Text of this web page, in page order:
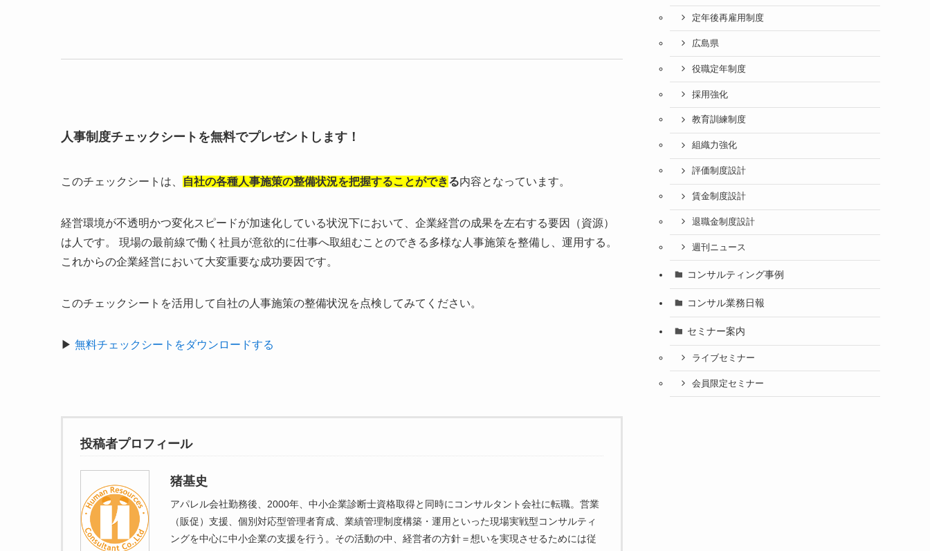
人事制度チェックシートを無料でプレゼントします！
このチェックシートは、 自社の各種人事施策の整備状況を把握することができる内容となっています。
経営環境が不透明かつ変化スピードが加速化している状況下において、企業経営の成果を左右する要因（資源）
は人です。 現場の最前線で働く社員が意欲的に仕事へ取組むことのできる多様な人事施策を整備し、運用する。
これからの企業経営において大変重要な成功要因です。
このチェックシートを活用して自社の人事施策の整備状況を点検してみてください。
▶︎ 無料チェックシートをダウンロードする
投稿者プロフィール
猪基史
アパレル会社勤務後、2000年、中小企業診断士資格取得と同時にコンサルタント会社に転職。営業
（販促）支援、個別対応型管理者育成、業績管理制度構築・運用といった現場実戦型コンサルティ
ングを中心に中小企業の支援を行う。その活動の中、経営者の方針＝想いを実現させるためには従
定年後再雇用制度
広島県
役職定年制度
採用強化
教育訓練制度
組織力強化
評価制度設計
賃金制度設計
退職金制度設計
週刊ニュース
コンサルティング事例
コンサル業務日報
セミナー案内
ライブセミナー
会員限定セミナー